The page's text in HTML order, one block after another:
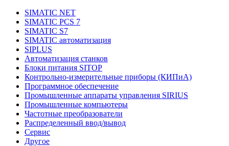
SIMATIC NET
SIMATIC PCS 7
SIMATIC S7
SIMATIC автоматизация
SIPLUS
Автоматизация станков
Блоки питания SITOP
Контрольно-измерительные приборы (КИПиА)
Программное обеспечение
Промышленные аппараты управления SIRIUS
Промышленные компьютеры
Частотные преобразователи
Распределенный ввод/вывод
Сервис
Другое